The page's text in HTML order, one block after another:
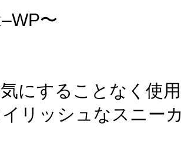
〜
にすることなく使
イリッシュなスニー